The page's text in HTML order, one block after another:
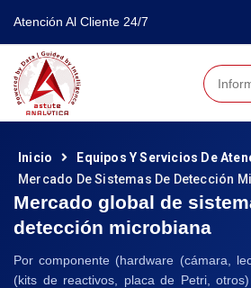
Atención Al Cliente 24/7
Inicio
Equipos Y Servicios De
Mercado De Sistemas De Detección
Mercado global de
detección microbiana
Por componente (hardware (cámara,
(kits de reactivos, placa de Petri,